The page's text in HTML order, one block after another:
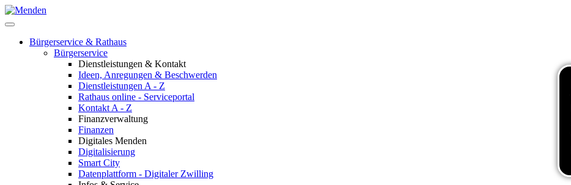
Bürgerservice & Rathaus
Bürgerservice
Dienstleistungen & Kontakt
Ideen, Anregungen & Beschwerden
Dienstleistungen A - Z
Rathaus online - Serviceportal
Kontakt A - Z
Finanzverwaltung
Finanzen
Digitales Menden
Digitalisierung
Smart City
Datenplattform - Digitaler Zwilling